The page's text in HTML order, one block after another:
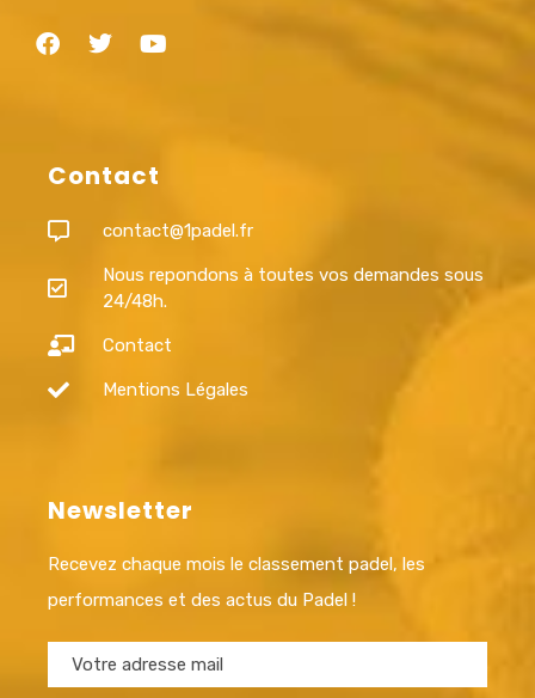
Contact
contact@1padel.fr
Nous repondons à toutes vos demandes sous
24/48h.
Contact
Mentions Légales
Newsletter
Recevez chaque mois le classement padel, les
performances et des actus du Padel !